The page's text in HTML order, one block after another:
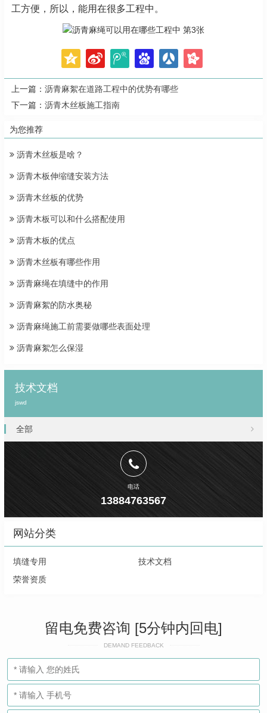
工方便，所以，能用在很多工程中。
上一篇： 沥青麻絮在道路工程中的优势有哪些
下一篇： 沥青木丝板施工指南
为您推荐
沥青木丝板是啥？
沥青木板伸缩缝安装方法
沥青木丝板的优势
沥青木板可以和什么搭配使用
沥青木板的优点
沥青木丝板有哪些作用
沥青麻绳在填缝中的作用
沥青麻絮的防水奥秘
沥青麻绳施工前需要做哪些表面处理
沥青麻絮怎么保湿
技术文档
jswd
全部
电话
13884763567
网站分类
填缝专用
技术文档
荣誉资质
留电免费咨询 [5分钟内回电]
DEMAND FEEDBACK